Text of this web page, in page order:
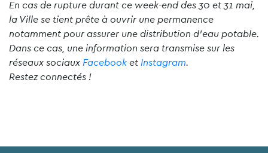
En cas de rupture durant ce week-end des 30 et 31 mai,
la Ville se tient prête à ouvrir une permanence
notamment pour assurer une distribution d’eau potable.
Dans ce cas, une information sera transmise sur les
réseaux sociaux Facebook et Instagram.
Restez connectés !